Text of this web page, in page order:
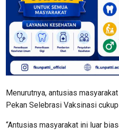
Menurutnya, antusias
Pekan Selebrasi Vaksinasi
“Antusias masyarakat ini luar